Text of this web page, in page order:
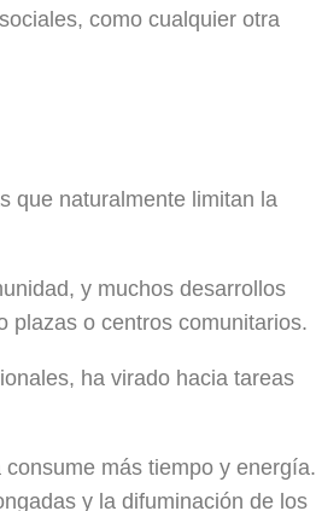
como cualquier otra
que naturalmente limitan la
y muchos desarrollos
plazas o centros comunitarios.
ha virado hacia tareas
más tiempo y energía.
y la difuminación de los